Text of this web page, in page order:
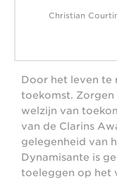
Christian
Door het leven te
toekomst.
welzijn van
van de Clarins
gelegenheid van
Dynamisante is
toeleggen op het